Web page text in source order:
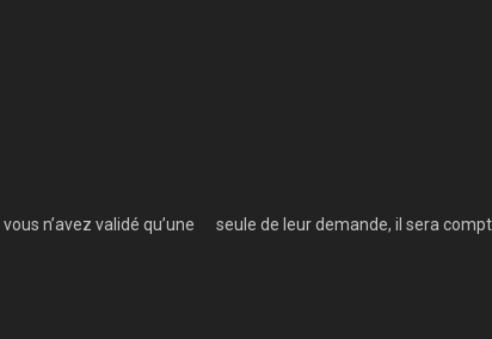
n’avez validé qu’une seule de leur demande, il sera